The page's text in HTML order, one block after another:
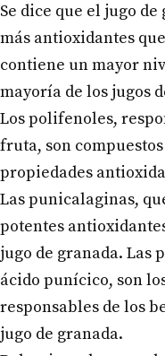
Se dice que el jugo
más antioxidantes
contiene un mayor
mayoría de los jugos
Los polifenoles,
fruta, son
propiedades
Las punicalaginas,
potentes
jugo de granada. Las
ácido punícico, son
responsables de los
jugo de granada.